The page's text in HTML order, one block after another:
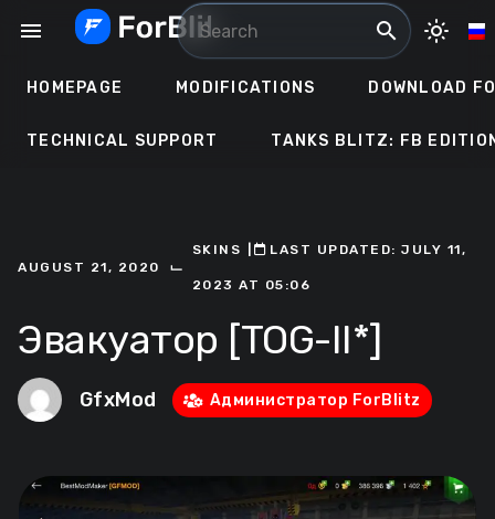
menu search light_mode
HOMEPAGE MODIFICATIONS DOWNLOAD
TECHNICAL SUPPORT TANKS BLITZ: FB
AUGUST 21, 2020 ⌙
SKINS ㅤLAST UPDATED: JULY 11,
2023 AT 05:06
Эвакуатор [TOG-II*]
GfxMod Администратор ForBlitz